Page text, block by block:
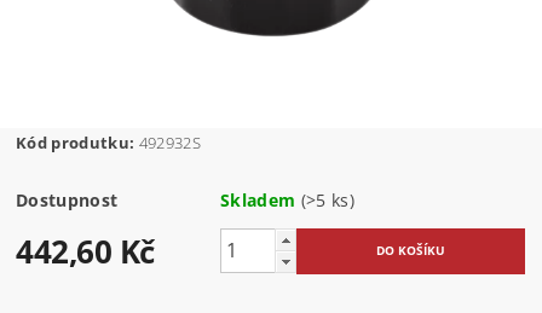
Kód produtku: 492932S
Dostupnost Skladem (>5 ks)
442,60 Kč